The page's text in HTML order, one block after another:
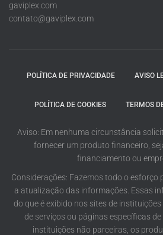
gaviplex.com
contato@gaviplex.com
POLÍTICA DE PRIVACIDADE AVISO
POLÍTICA DE COOKIES TERMOS
Aviso: Em nenhuma circunstância
fornecer um produto financeiro,
financiamento ou
Considerações: Fazemos todo o esforço
a atualização das informações. Essas
do que é exibido nos sites de
de serviços ou páginas específicas
instituições não parceiras, os